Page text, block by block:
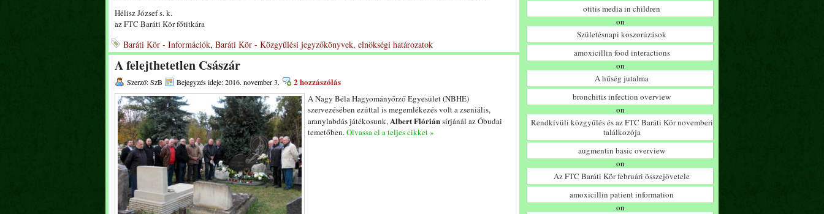
Hélisz József s. k.
az FTC Baráti Kör főtitkára
Baráti Kör - Információk, Baráti Kör - Közgyűlési jegyzőkönyvek, elnökségi határozatok
A felejthetetlen Császár
Szerző: SzB Bejegyzés ideje: 2016. november 3. 2 hozzászólás
A Nagy Béla Hagyományőrző Egyesület (NBHE)
szervezésében ezúttal is megemlékezés volt a zseniális,
aranylabdás játékosunk,Albert Flóriánsírjánál az Óbudai
temetőben.Olvassa el a teljes cikket »
otitis media in children
on
Születésnapi koszorúzások
amoxicillin food interactions
on
A hűség jutalma
bronchitis infection overview
on
Rendkívüli közgyűlés és az FTC Baráti Kör novemberi
találkozója
augmentin basic overview
on
Az FTC Baráti Kör februári összejövetele
amoxicillin patient information
on